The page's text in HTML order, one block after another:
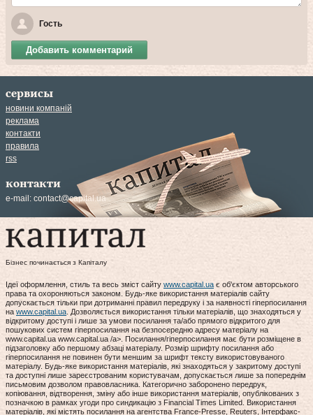
Гость
Добавить комментарий
сервисы
новини компаній
реклама
контакти
правила
rss
контакти
e-mail: contact@capital.ua
Бізнес починається з Капіталу
Ідеї оформлення, стиль та весь зміст сайту www.capital.uaє об'єктом авторського
права та охороняються законом. Будь-яке використання матеріалів сайту
допускається тільки при дотриманні правил передруку і за наявності гіперпосилання
на www.capital.ua. Дозволяється використання тільки матеріалів, що знаходяться у
відкритому доступі і лише за умови посилання та/або прямого відкритого для
пошукових систем гіперпосилання на безпосередню адресу матеріалу на
www.capital.ua www.capital.ua /a>. Посилання/гіперпосилання має бути розміщене в
підзаголовку або першому абзаці матеріалу. Розмір шрифту посилання або
гіперпосилання не повинен бути меншим за шрифт тексту використовуваного
матеріалу. Будь-яке використання матеріалів, які знаходяться у закритому доступі
та доступні лише зареєстрованим користувачам, допускається лише за попереднім
письмовим дозволом правовласника. Категорично заборонено передрук,
копіювання, відтворення, зміну або інше використання матеріалів, опублікованих з
позначкою в рамках угоди про синдикацію з Financial Times Limited. Використання
матеріалів, які містять посилання на агентства France-Presse, Reuters, Інтерфакс-